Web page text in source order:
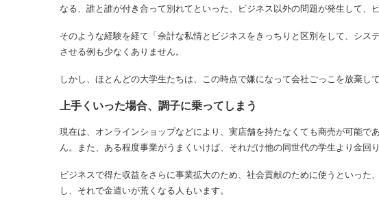
なる、誰と誰が付き合って別れてといった、ビジネス以外の問題が発生して、
そのような経験を経て「余計な私情とビジネスをきっちりと区別をして、シス
させる例も少なくありません。
しかし、ほとんどの大学生たちは、この時点で嫌になって会社ごっこを放棄し
上手くいった場合、調子に乗ってしまう
現在は、オンラインショップなどにより、実店舗を持たなくても商売が可能で
ん。また、ある程度事業がうまくいけば、それだけ他の同世代の学生より金回り
ビジネスで得た収益をさらに事業拡大のため、社会貢献のために使うといっ
し、それで金遣いが荒くなる人もいます。